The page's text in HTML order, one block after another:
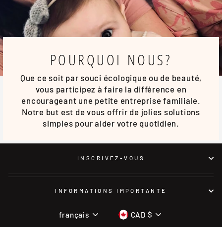
POURQUOI NOUS?
Que ce soit par souci écologique ou de beauté,
vous participez à faire la différence en
encourageant une petite entreprise familiale.
Notre but est de vous offrir de jolies solutions
simples pour aider votre quotidien.
INSCRIVEZ-VOUS
INFORMATIONS IMPORTANTE
LANGUE
français DEVISE
CAD $